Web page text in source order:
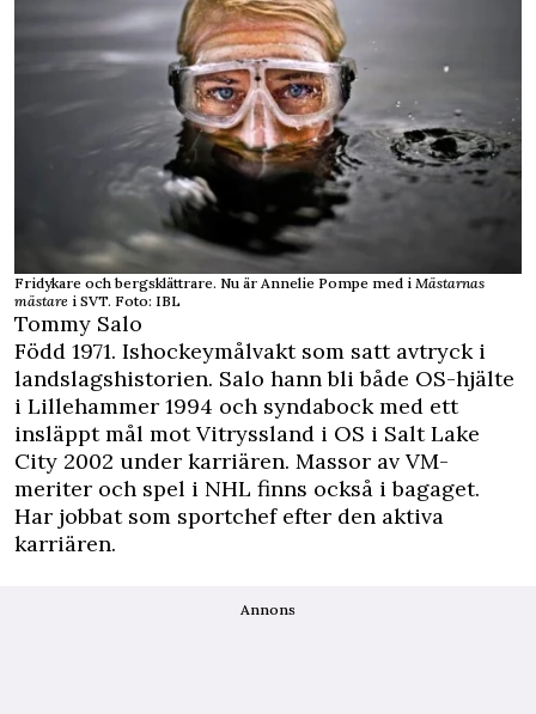
Fridykare och bergsklättrare. Nu är Annelie Pompe med i Mästarnas
mästare i SVT. Foto: IBL
Tommy Salo
Född 1971. Ishockeymålvakt som satt avtryck i
landslagshistorien. Salo hann bli både OS-hjälte
i Lillehammer 1994 och syndabock med ett
insläppt mål mot Vitryssland i OS i Salt Lake
City 2002 under karriären. Massor av VM-
meriter och spel i NHL finns också i bagaget.
Har jobbat som sportchef efter den aktiva
karriären.
Annons